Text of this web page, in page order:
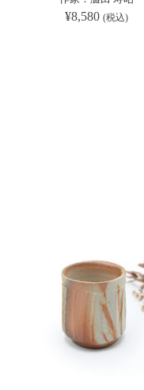
¥8,580 (税込)